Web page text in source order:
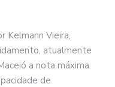
Kelmann Vieira,
atualmente
a nota máxima
de